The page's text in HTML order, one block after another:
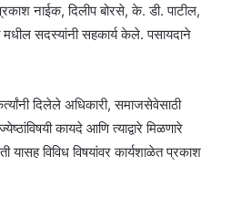
नाईक, दिलीप बोरसे, के. डी. पाटील,
मधील सदस्यांनी सहकार्य केले. पसायदाने
दिलेले अधिकारी, समाजसेवेसाठी
कायदे आणि त्याद्वारे मिळणारे
यासह विविध विषयांवर कार्यशाळेत प्रकाश